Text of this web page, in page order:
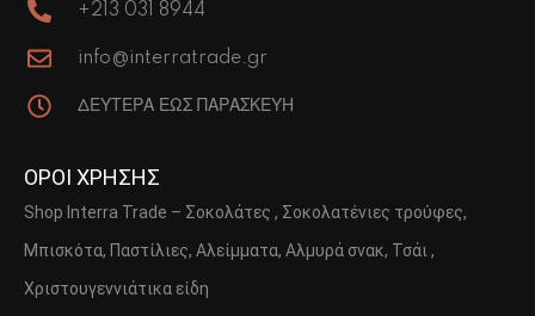
+213 031 8944
info@interratrade.gr
ΔΕΥΤΕΡΑ ΕΩΣ ΠΑΡΑΣΚΕΥΗ
ΟΡΟΙ ΧΡΗΣΗΣ
Shop Interra Trade – Σοκολάτες , Σοκολατένιες τρούφες,
Μπισκότα, Παστίλιες, Αλείμματα, Αλμυρά σνακ, Τσάι ,
Χριστουγεννιάτικα είδη